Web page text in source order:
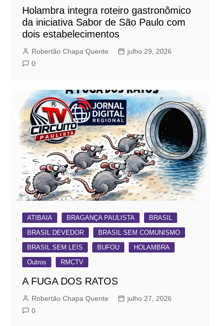
Holambra integra roteiro gastronômico
da iniciativa Sabor de São Paulo com
dois estabelecimentos
Robertão Chapa Quente
julho 29, 2026
0
ATIBAIA BRAGANÇA PAULISTA
BRASIL
BRASIL DEVEDOR
BRASIL SEM COMUNISMO
BRASIL SEM LEIS
BUFOU
HOLAMBRA
Outros
RMCTV
A FUGA DOS RATOS
Robertão Chapa Quente
julho 27, 2026
0